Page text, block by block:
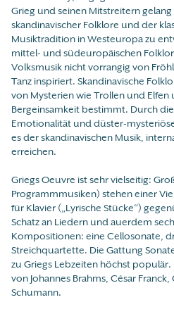
Grieg und seinen Mitstreitern gelang
skandinavischer Folklore und der
Musiktradition in Westeuropa zu
mittel- und südeuropäischen
Volksmusik nicht vorrangig von
Tanz inspiriert. Skandinavische
von Mysterien wie Trollen und Elfen
Bergeinsamkeit bestimmt. Durch
Emotionalität und düster-
es der skandinavischen Musik,
erreichen.
Griegs Oeuvre ist sehr vielseitig:
Programmmusiken) stehen einer
für Klavier („Lyrische Stücke“)
Schatz an Liedern und auerdem
Kompositionen: eine Cellosonate,
Streichquartette. Die Gattung
zu Griegs Lebzeiten höchst
von Johannes Brahms, César
Schumann.